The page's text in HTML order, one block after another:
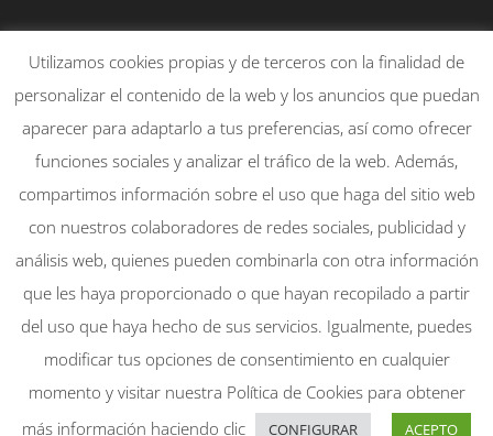
PLAÇA DE LA CONSTITUCIÓ, 21 – 1
46130 – MASSAMAGRELL
651830095
info@rtpirotecnicsmassamagrell.es
Mi cuenta
Aviso Legal
Política de Privacidad
Política de Cookies
Utilizamos cookies propias y de terceros con la finalidad de
personalizar el contenido de la web y los anuncios que puedan
aparecer para adaptarlo a tus preferencias, así como ofrecer
funciones sociales y analizar el tráfico de la web. Además,
compartimos información sobre el uso que haga del sitio web
con nuestros colaboradores de redes sociales, publicidad y
análisis web, quienes pueden combinarla con otra información
que les haya proporcionado o que hayan recopilado a partir
del uso que haya hecho de sus servicios. Igualmente, puedes
modificar tus opciones de consentimiento en cualquier
momento y visitar nuestra Política de Cookies para obtener
más información haciendo clic
CONFIGURAR ACEPTO